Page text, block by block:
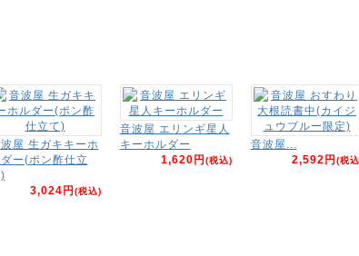
屋 生ガキキーホ
ー(ポン酢仕立
3,024円(税込)
音波屋 エリンギ星人
キーホルダー
1,620円(税込)
音波屋...
2,592円(税